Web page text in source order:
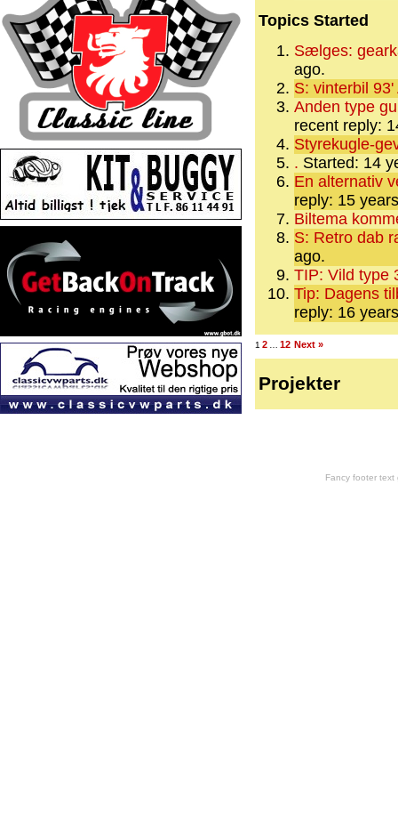
Topics Started
Sælges:
ago.
S: vinterbil
Anden type
recent reply:
Styrekugle-
. Started: 14
En alternativ
reply: 15
Biltema
S: Retro dab
ago.
TIP: Vild type
Tip: Dagens
reply: 16
1 2 12 Next »
Projekter
Fancy footer